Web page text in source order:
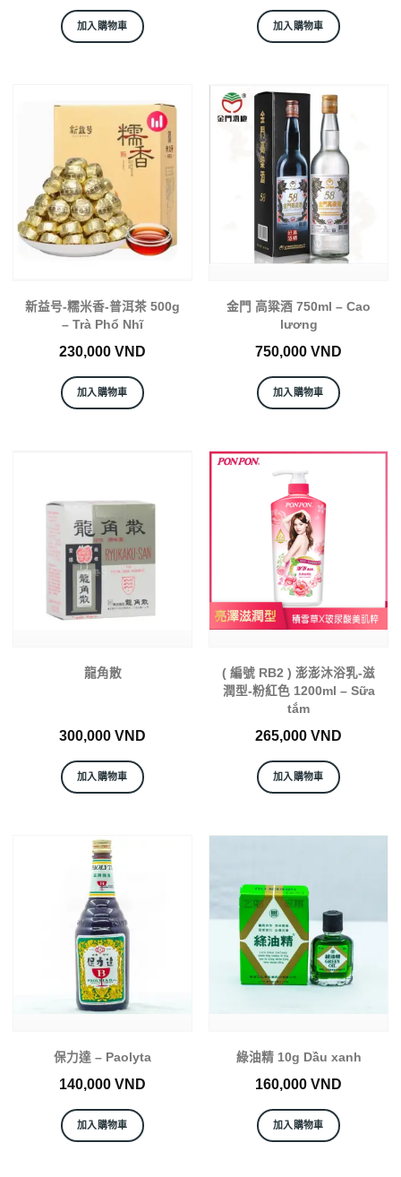
加入購物車 加入購物車
新益号-糯米香-普洱茶 500g
– Trà Phổ Nhĩ
230,000 VND
加入購物車
金門 高粱酒 750ml – Cao
lương
750,000 VND
加入購物車
龍角散
300,000 VND
加入購物車
( 編號 RB2 ) 澎澎沐浴乳-滋
潤型-粉紅色 1200ml – Sữa
tắm
265,000 VND
加入購物車
保力達 – Paolyta
140,000 VND
加入購物車
綠油精 10g Dầu xanh
160,000 VND
加入購物車